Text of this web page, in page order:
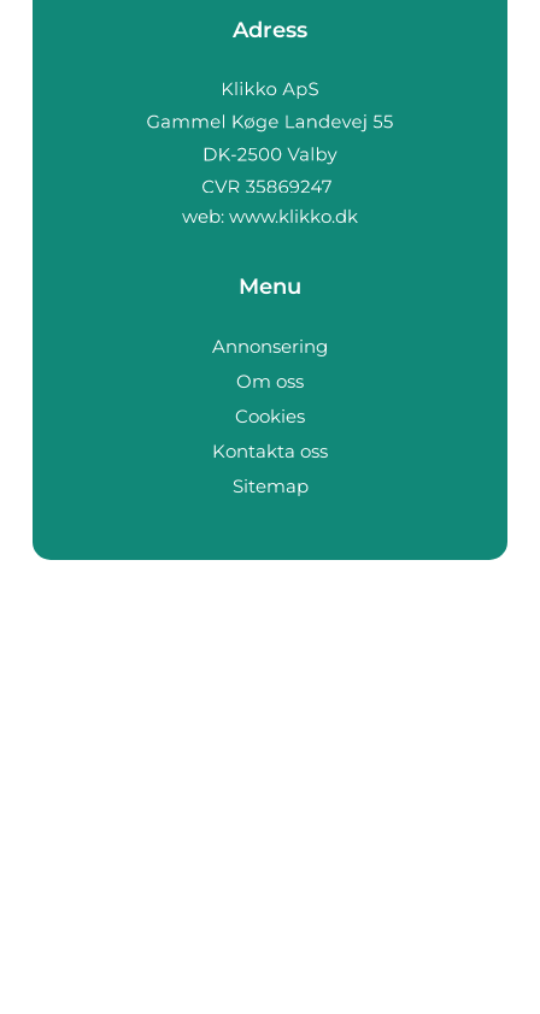
Adress
web: www.klikko.dk
Menu
Annonsering
Om oss
Cookies
Kontakta oss
Sitemap